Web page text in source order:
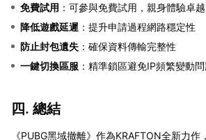
免費試用 ：可參與免費試用，親身體驗卓
降低遊戲延遲 ：提升申請過程網路穩定性
防止封包遺失 ：確保資料傳輸完整性
一鍵切換區服 ：精準鎖區避免IP頻繁變動
四. 總結
《PUBG黑域撤離》作為KRAFTON全新力